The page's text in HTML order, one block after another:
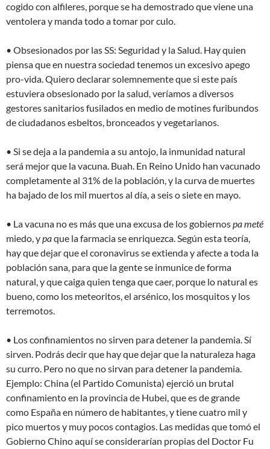
cogido con alfileres, porque se ha demostrado que viene una
ventolera y manda todo a tomar por culo.
• Obsesionados por las SS: Seguridad y la Salud. Hay quien
piensa que en nuestra sociedad tenemos un excesivo apego
pro-vida. Quiero declarar solemnemente que si este país
estuviera obsesionado por la salud, veríamos a diversos
gestores sanitarios fusilados en medio de motines furibundos
de ciudadanos esbeltos, bronceados y vegetarianos.
• Si se deja a la pandemia a su antojo, la inmunidad natural
será mejor que la vacuna. Buah. En Reino Unido han vacunado
completamente al 31% de la población, y la curva de muertes
ha bajado de los mil muertos al día, a seis o siete en mayo.
• La vacuna no es más que una excusa de los gobiernospa meté
miedo, ypaque la farmacia se enriquezca. Según esta teoría,
hay que dejar que el coronavirus se extienda y afecte a toda la
población sana, para que la gente se inmunice de forma
natural, y que caiga quien tenga que caer, porque lo natural es
bueno, como los meteoritos, el arsénico, los mosquitos y los
terremotos.
• Los confinamientos no sirven para detener la pandemia. Sí
sirven. Podrás decir que hay que dejar que la naturaleza haga
su curro. Pero no que no sirvan para detener la pandemia.
Ejemplo: China (el Partido Comunista) ejerció un brutal
confinamiento en la provincia de Hubei, que es de grande
como España en número de habitantes, y tiene cuatro mil y
pico muertos y muy pocos contagios. Las medidas que tomó el
Gobierno Chino aquí se considerarían propias del Doctor Fu